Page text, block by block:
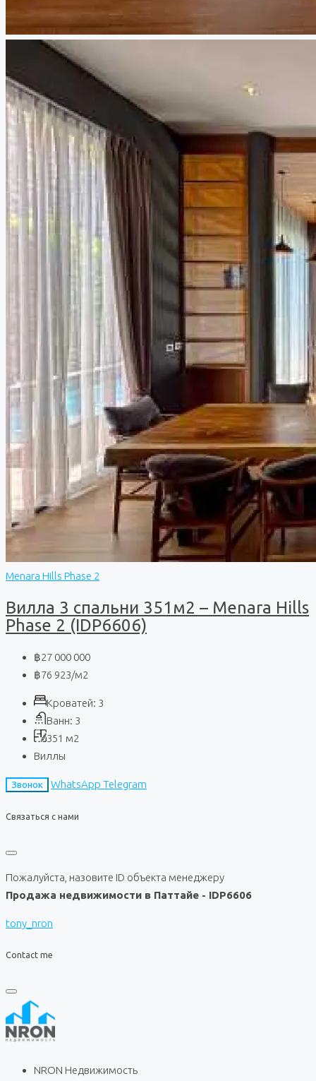
Menara Hills Phase 2
Вилла 3 спальни 351м2 – Menara Hills
Phase 2 (IDP6606)
฿27 000 000
฿76 923/м2
Кроватей: 3
Ванн: 3
351 м2
Виллы
Звонок WhatsApp Telegram
Связаться с нами
Пожалуйста, назовите ID объекта менеджеру
Продажа недвижимости в Паттайе - IDP6606
tony_nron
Contact me
NRON Недвижимость